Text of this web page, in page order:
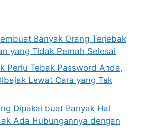
Banyak Orang Terjebak
yang Tidak Pernah Selesai
Perlu Tebak Password Anda,
Lewat Cara yang Tak
Dipakai buat Banyak Hal
Ada Hubungannya dengan